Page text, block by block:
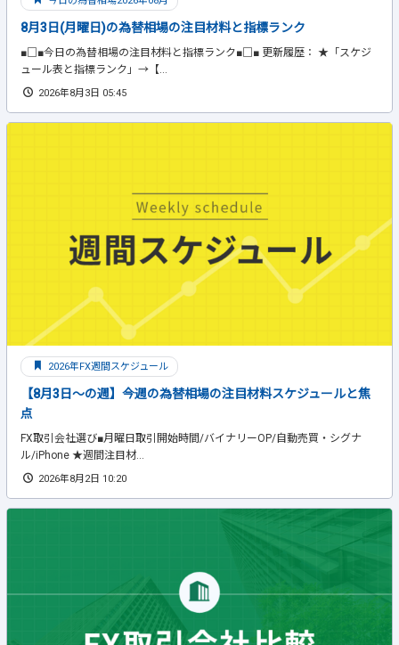
8月3日(月曜日)の為替相場の注目材料と指標ランク
■□■今日の為替相場の注目材料と指標ランク■□■ 更新履歴： ★「スケジ
ュール表と指標ランク」→【...
2026年8月3日 05:45
2026年FX週間スケジュール
【8月3日～の週】今週の為替相場の注目材料スケジュールと焦
点
FX取引会社選び■月曜日取引開始時間/バイナリーOP/自動売買・シグナ
ル/iPhone ★週間注目材...
2026年8月2日 10:20